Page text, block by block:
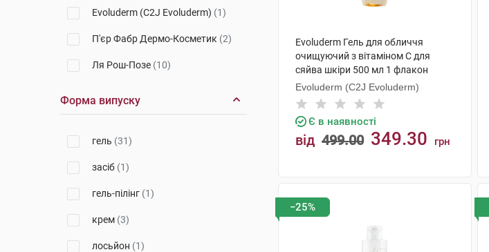
Evoluderm (C2J Evoluderm) (1)
П'єр Фабр Дермо-Косметик (2)
Ля Рош-Позе (10)
НАОС Екобайолоджі(3)
Косметік Актів Інтернаціональ
Груп Гмбх(2)
Форма випуску
гель (31)
засіб (1)
гель-пілінг (1)
крем (3)
лосьйон (1)
Evoluderm Гель для обличчя
очищуючий з вітаміном C для
сяйва шкіри 500 мл 1 флакон
Evoluderm (C2J Evoluderm)
Є в наявності
від 499.00 349.30 грн
−25%